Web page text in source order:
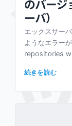
のバージ
ーバ）
エックスサー
ようなエラー
repositories
続きを読む